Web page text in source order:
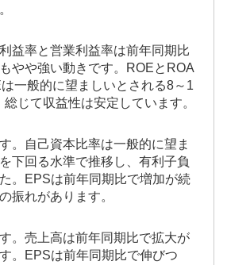
益率と営業利益率は前年同期比
やや強い動きです。ROEとROA
一般的に望ましいとされる8～1
じて収益性は安定しています。
。自己資本比率は一般的に望ま
下回る水準で推移し、有利子負
。EPSは前年同期比で増加が続
振れがあります。
。売上高は前年同期比で拡大が
。EPSは前年同期比で伸びつ